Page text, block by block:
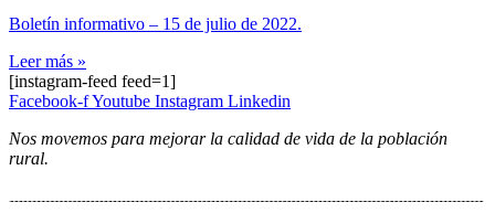
Boletín informativo – 15 de julio de 2022.
Leer más »
[instagram-feed feed=1]
Facebook-fYoutube Instagram Linkedin
Nos movemos para mejorar la calidad de vida de la población
rural.